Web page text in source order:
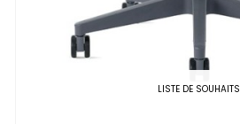
LISTE DE SOUHAITS